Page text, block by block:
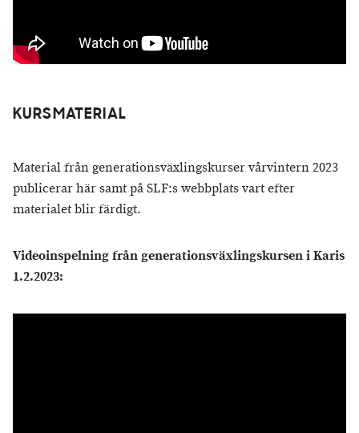
KURSMATERIAL
Material från generationsväxlingskurser vårvintern 2023
publicerar här samt på SLF:s webbplats vart efter
materialet blir färdigt.
Videoinspelning från generationsväxlingskursen i Karis
1.2.2023: